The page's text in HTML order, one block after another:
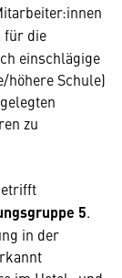
für die
einschlägige
Schule)
zu
5.
in der